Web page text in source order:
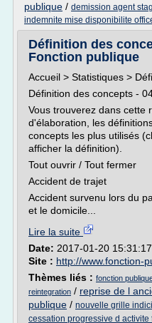
publique / demission agent
indemnite mise disponibilite
Définition des
Fonction publique
Accueil > Statistiques >
Définition des concepts -
Vous trouverez dans cette
d'élaboration, les
concepts les plus utilisés
afficher la définition).
Tout ouvrir / Tout fermer
Accident de trajet
Accident survenu lors du
et le domicile...
Lire la suite
Date: 2017-01-20 15:31:17
Site : http://www.fonction-
Thèmes liés : fonction
reintegration / reprise de l
publique / nouvelle grille
cessation progressive d